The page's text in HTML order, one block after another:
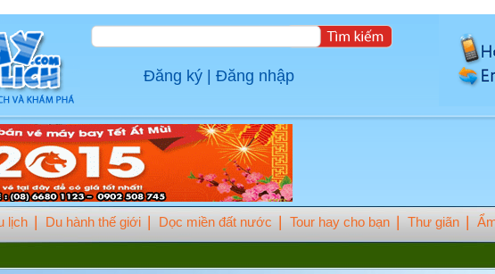
Đăng ký Đăng nhập
lịch Du hành thế giới Dọc miền đất nước Tour hay cho bạn Thư giãn